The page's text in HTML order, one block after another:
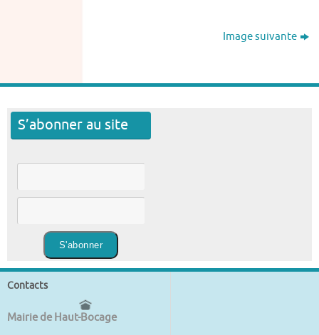
Image suivante
S’abonner au site
Contacts
Mairie de Haut-Bocage